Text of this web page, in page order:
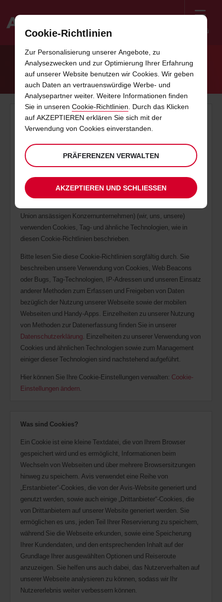
Menü
COOKIE-RICHTLINIEN
Allgemeine Informationen
In diesen Cookie-Richtlinien wird erläutert, wie wir Cookies, Tag-
Management und ähnliche Technologien auf unserer Webseite
und in den mobilen Apps nutzen.
Diese Cookie-Richtlinien wurden zuletzt am 10. Februar
2022 aktualisiert.
Union ansässigen Konzernunternehmen) (wir, uns, unsere)
verwenden Cookies, Tag- und ähnliche Technologien, wie in
diesen Cookie-Richtlinien beschrieben.
Bitte lesen Sie diese Cookie-Richtlinien sorgfältig durch. Sie
beschreiben unsere Verwendung von Cookies, Web Beacons
oder Bugs, Tag-Technologien, IP-Adressen und unseren Einsatz
anderer Methoden zum Erfassen und Freigeben von Daten
bezüglich der Nutzung unserer Webseite sowie der mobilen
Webseiten und Handy-Apps. Einzelheiten zu unserer Nutzung
von Methoden zur Datenerfassung finden Sie in unserer
Datenschutzerklärung. Einzelheiten zu unserer Verwendung von
Cookies und ähnlichen Technologien sowie zum Management
einiger dieser Technologien sind nachstehend aufgeführt.
Hier können Sie Ihre Cookie-Einstellungen verwalten: Cookie-
Einstellungen ändern.
Was sind Cookies?
Ein Cookie ist eine kleine Textdatei, die von Ihrem Browser
gespeichert wird und es ermöglicht, Informationen beim
Wechseln von Webseiten und über mehrere Browsersitzungen
hinweg zu speichern. Avis verwendet eine Reihe von
„Erstanbieter“-Cookies, die von der Avis-Website generiert und
genutzt werden, sowie auch einige „Drittanbieter“-Cookies, die
von Drittanbietern auf unserer Website generiert werden. Sie
ermöglichen es uns, jeden Teil Ihrer Reservierung zu speichern,
während Sie die Webseite erkunden, sowie eine Speicherung
Ihrer Kundendaten, und den entsprechenden Inhalt auf der
Grundlage Ihrer ausgewählten Optionen und Reiseroute
anzuzeigen. Sie helfen uns auch dabei, das Nutzerverhalten auf
unserer Webseite analysieren zu können, sodass wir Ihr
Nutzererlebnis weiter verbessern können.
Cookie-Richtlinien
Zur Personalisierung unserer Angebote, zu
Analysezwecken und zur Optimierung Ihrer Erfahrung
auf unserer Website benutzen wir Cookies. Wir geben
auch Daten an vertrauenswürdige Werbe- und
Analysepartner weiter. Weitere Informationen finden
Sie in unseren Cookie-Richtlinien. Durch das Klicken
auf AKZEPTIEREN erklären Sie sich mit der
Verwendung von Cookies einverstanden.
PRÄFERENZEN VERWALTEN
AKZEPTIEREN UND SCHLIESSEN